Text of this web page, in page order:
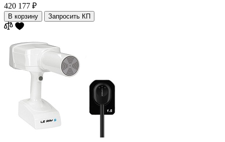
420 177 ₽
В корзину Запросить КП